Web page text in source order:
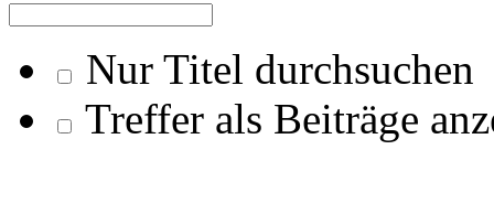
Nur Titel durchsuchen
Treffer als Beiträge